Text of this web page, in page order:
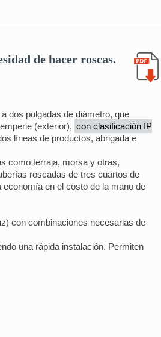
de hacer roscas.
dos pulgadas de diámetro, que
(exterior), con clasificación IP
líneas de productos, abrigada e
como terraja, morsa y otras,
roscadas de tres cuartos de
en el costo de la mano de
con combinaciones necesarias de
una rápida instalación. Permiten